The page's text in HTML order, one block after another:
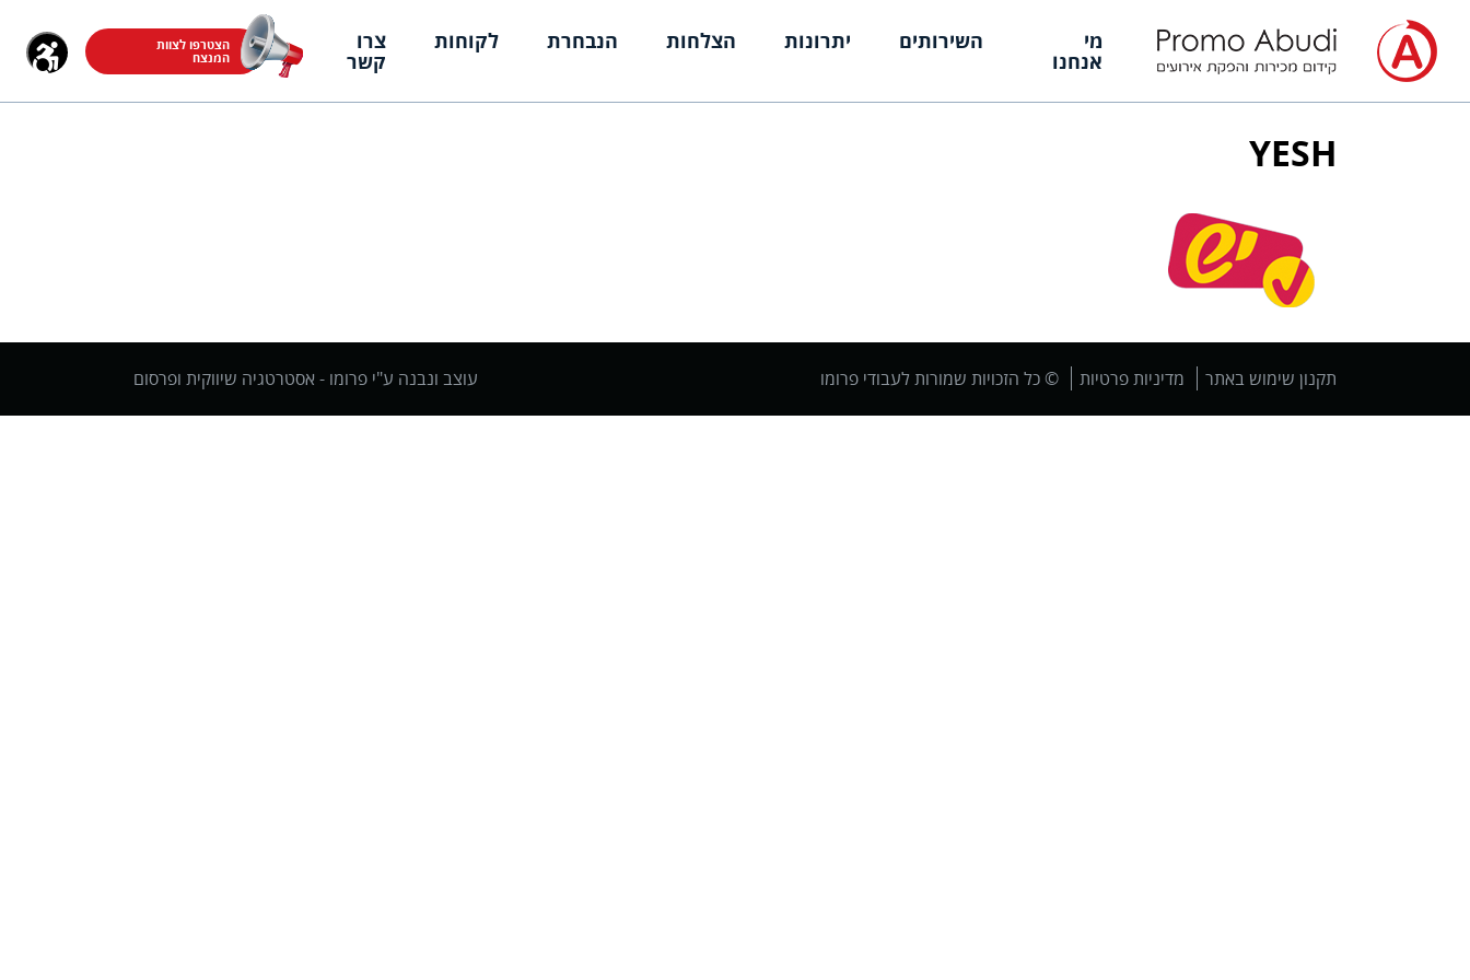
מי
אנחנו
השירותים יתרונות הצלחות הנבחרת לקוחות צרו
קשר
הצטרפו לצוות
המנצח
YESH
תקנון שימוש באתר מדיניות פרטיות © כל הזכויות שמורות לעבודי פרומו עוצב ונבנה ע"י פרומו - אסטרטגיה שיווקית ופרסום